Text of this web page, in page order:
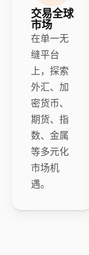
交易全球
市场
在单一无
缝平台
上，探索
外汇、加
密货币、
期货、指
数、金属
等多元化
市场机
遇。